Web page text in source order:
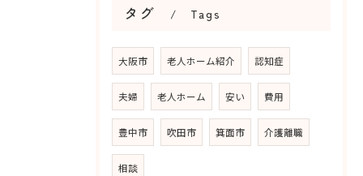
タグ Tags
大阪市 老人ホーム紹介 認知症
夫婦 老人ホーム 安い 費用
豊中市 吹田市 箕面市 介護離職
相談